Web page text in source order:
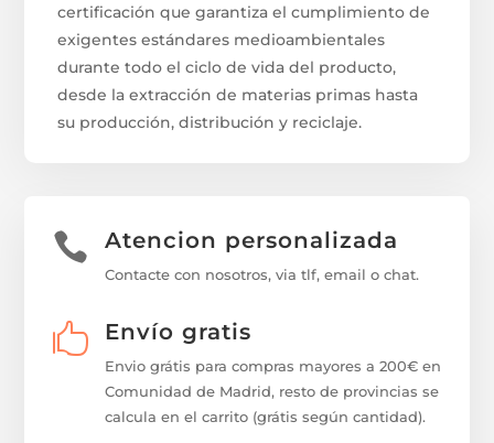
certificación que garantiza el cumplimiento de
exigentes estándares medioambientales
durante todo el ciclo de vida del producto,
desde la extracción de materias primas hasta
su producción, distribución y reciclaje.
 Atencion personalizada
Contacte con nosotros, via tlf, email o chat.
 Envío gratis
Envio grátis para compras mayores a 200€ en
Comunidad de Madrid, resto de provincias se
calcula en el carrito (grátis según cantidad).